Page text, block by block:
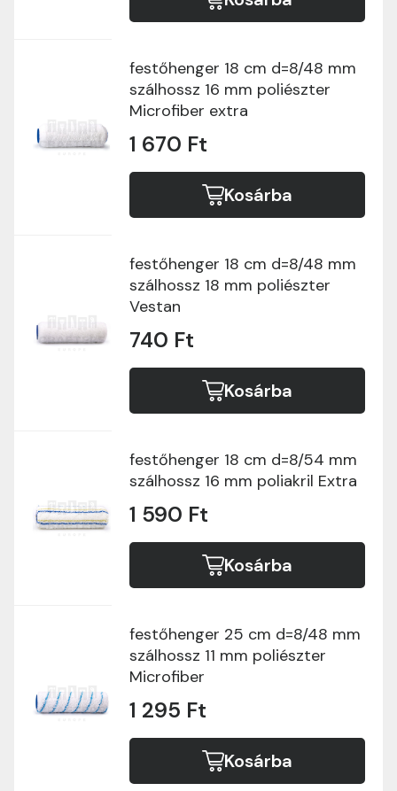
festőhenger 18 cm d=8/48 mm
szálhossz 16 mm poliészter
Microfiber extra
1 670 Ft
Kosárba
festőhenger 18 cm d=8/48 mm
szálhossz 18 mm poliészter
Vestan
740 Ft
Kosárba
festőhenger 18 cm d=8/54 mm
szálhossz 16 mm poliakril Extra
1 590 Ft
Kosárba
festőhenger 25 cm d=8/48 mm
szálhossz 11 mm poliészter
Microfiber
1 295 Ft
Kosárba